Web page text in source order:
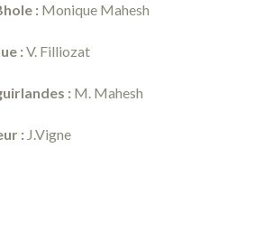
: Monique Mahesh
:V. Filliozat
: M. Mahesh
: J.Vigne